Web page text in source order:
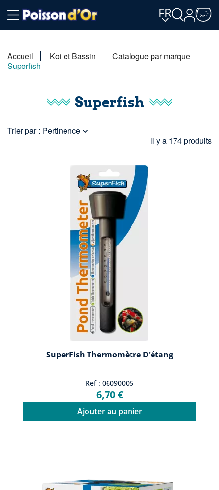
FR
Accueil Koi et Bassin
Catalogue par marque
Superfish
Superfish
Trier par : Pertinence 
Il y a 174 produits
SuperFish Thermomètre D'étang
Ref : 06090005
6,70 €
Ajouter au panier